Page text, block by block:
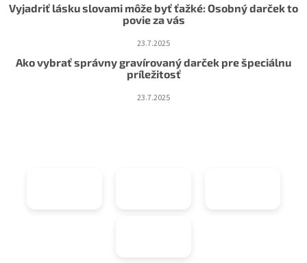
Vyjadriť lásku slovami môže byť ťažké: Osobný darček to
povie za vás
23.7.2025
Ako vybrať správny gravírovaný darček pre špeciálnu
príležitosť
23.7.2025